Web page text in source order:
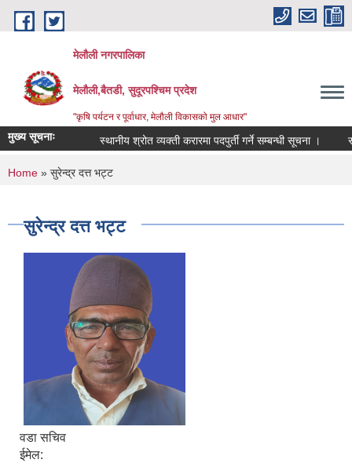
Skip to main content
मेलौली नगरपालिका
मेलौली,बैतडी, सुदूरपश्‍चिम प्रदेश
"कृषि पर्यटन र पूर्वाधार, मेलौली विकासको मुल आधार"
मुख्य सूचनाः स्थानीय श्रोत व्यक्ती करारमा पदपुर्ती गर्ने सम्बन्धी सूचना ।
You are here
Home » सुरेन्द्र दत्त भट्ट
सुरेन्द्र दत्त भट्ट
वडा सचिव
ईमेल: